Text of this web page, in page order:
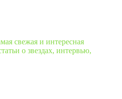
свежая и интересная
о звездах, интервью,